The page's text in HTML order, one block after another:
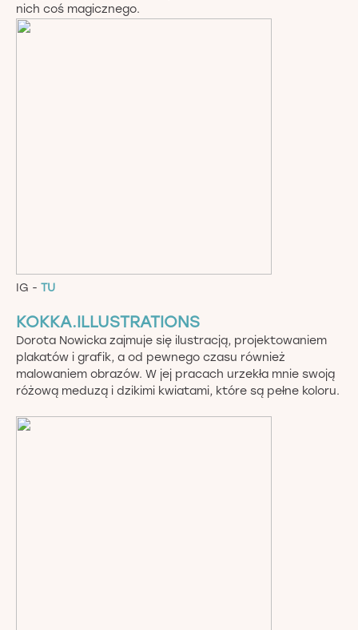
nich coś magicznego.
IG - TU
KOKKA.ILLUSTRATIONS
Dorota Nowicka zajmuje się ilustracją, projektowaniem
plakatów i grafik, a od pewnego czasu również
malowaniem obrazów. W jej pracach urzekła mnie swoją
różową meduzą i dzikimi kwiatami, które są pełne koloru.